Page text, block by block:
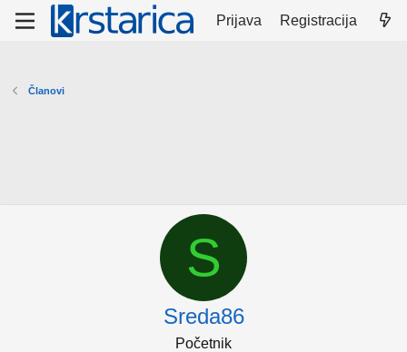
Prijava Registracija
Članovi
S
Sreda86
Početnik